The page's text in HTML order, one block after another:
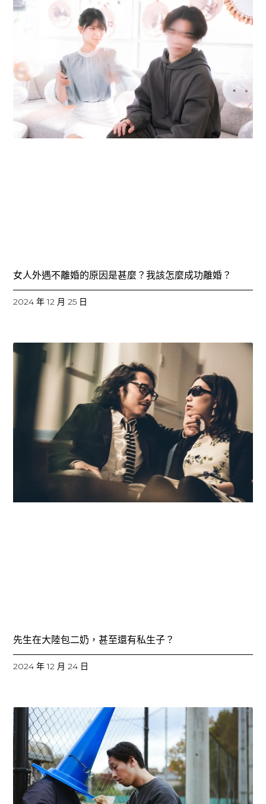
女人外遇不離婚的原因是甚麼？我該怎麼成功離婚？
2024 年 12 月 25 日
先生在大陸包二奶，甚至還有私生子？
2024 年 12 月 24 日